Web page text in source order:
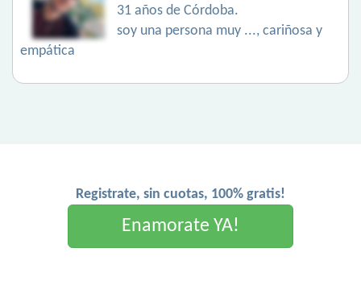
31 años de Córdoba.
soy una persona muy ..., cariñosa y
empática
Registrate, sin cuotas, 100% gratis!
Enamorate YA!